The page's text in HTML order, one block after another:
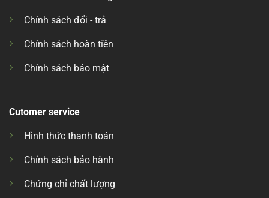
Chính sách đổi - trả
Chính sách hoàn tiền
Chính sách bảo mật
Cutomer service
Hình thức thanh toán
Chính sách bảo hành
Chứng chỉ chất lượng